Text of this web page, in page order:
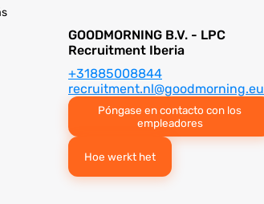
GOODMORNING B.V. - LPC
Recruitment Iberia
+31885008844
recruitment.nl@goodmorning.eu
Póngase en contacto con los
empleadores
Hoe werkt het